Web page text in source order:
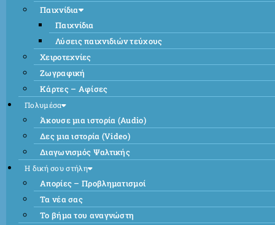
Παιχνίδια
Παιχνίδια
Λύσεις παιχνιδιών τεύχους
Χειροτεχνίες
Ζωγραφική
Κάρτες – Αφίσες
Πολυμέσα
Άκουσε μια ιστορία (Audio)
Δες μια ιστορία (Video)
Διαγωνισμός Ψαλτικής
Η δική σου στήλη
Απορίες – Προβληματισμοί
Τα νέα σας
Το βήμα του αναγνώστη